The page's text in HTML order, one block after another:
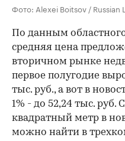
Фото: Alexei Boitsov / Russian
По данным
средняя цена
вторичном рынке
первое полугодие
тыс. руб., а вот в
1% - до 52,24 тыс. руб.
квадратный метр в
можно найти в